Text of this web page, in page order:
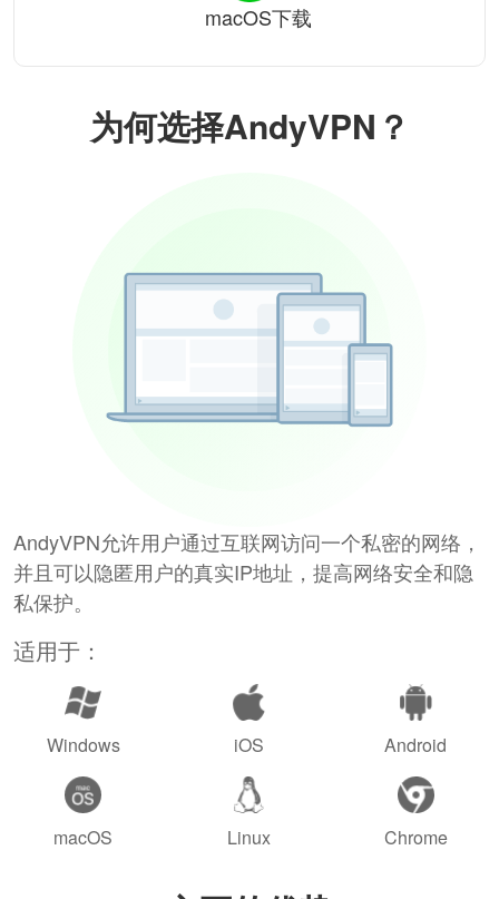
为何选择AndyVPN？
AndyVPN允许用户通过互联网访问一个私密的网络，
并且可以隐匿用户的真实IP地址，提高网络安全和隐
私保护。
适用于：
Windows iOS Android
macOS Linux Chrome
macOS下载